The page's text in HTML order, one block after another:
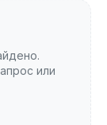
или